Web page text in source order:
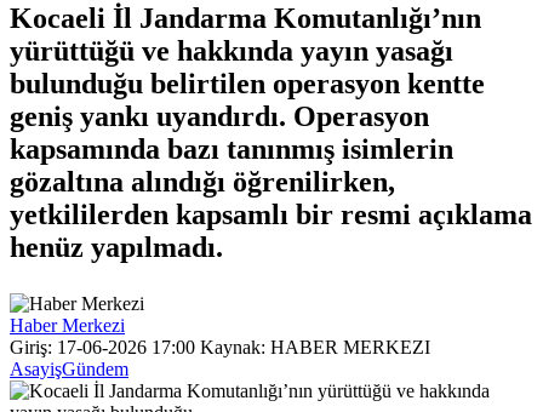
Kocaeli İl Jandarma Komutanlığı’nın
yürüttüğü ve hakkında yayın yasağı
bulunduğu belirtilen operasyon kentte
geniş yankı uyandırdı. Operasyon
kapsamında bazı tanınmış isimlerin
gözaltına alındığı öğrenilirken,
yetkililerden kapsamlı bir resmi açıklama
henüz yapılmadı.
Haber Merkezi
Giriş: 17-06-2026 17:00 Kaynak: HABER MERKEZI
AsayişGündem